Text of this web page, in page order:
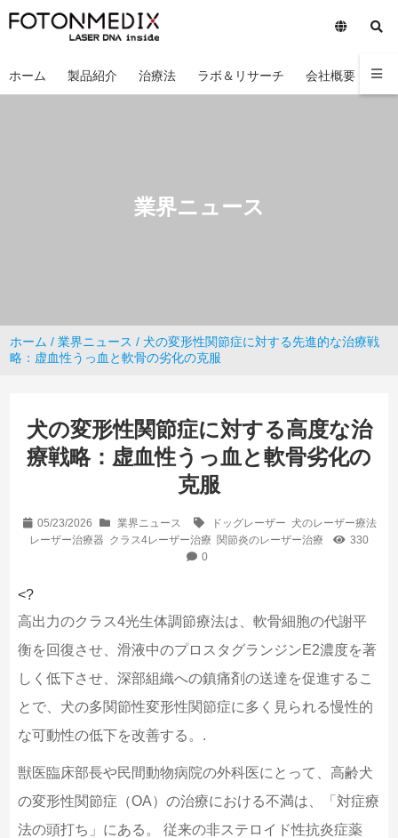
ホーム 製品紹介 治療法 ラボ＆リサーチ 会社概要 お
業界ニュース
ホーム /業界ニュース / 犬の変形性関節症に対する先進的な治療戦
略：虚血性うっ血と軟骨の劣化の克服
犬の変形性関節症に対する高度な治
療戦略：虚血性うっ血と軟骨劣化の
克服
05/23/2026 業界ニュース ドッグレーザー 犬のレーザー療法
レーザー治療器 クラス4レーザー治療 関節炎のレーザー治療
330
0
<?
高出力のクラス4光生体調節療法は、軟骨細胞の代謝平
衡を回復させ、滑液中のプロスタグランジンE2濃度を著
しく低下させ、深部組織への鎮痛剤の送達を促進するこ
とで、犬の多関節性変形性関節症に多く見られる慢性的
な可動性の低下を改善する。.
獣医臨床部長や民間動物病院の外科医にとって、高齢犬
の変形性関節症（OA）の治療における不満は、「対症療
法の頭打ち」にある。 従来の非ステロイド性抗炎症薬